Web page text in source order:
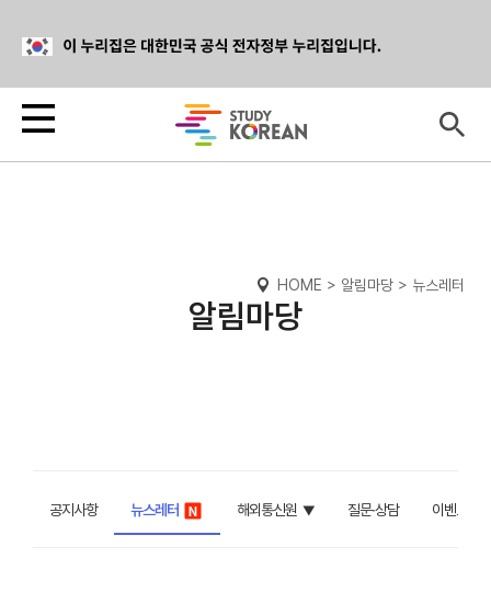
알림마당
공지사항 뉴스레터 해외통신원 질문∙상담 이벤트
HOME > 알림마당 > 뉴스레터